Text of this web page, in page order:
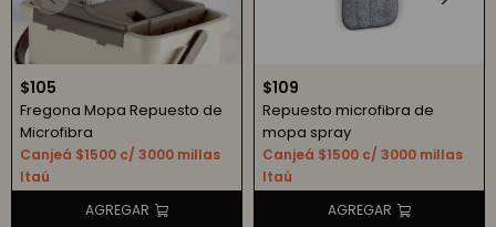
$105
Fregona Mopa Repuesto de
Microfibra
Canjeá $1500 c/ 3000 millas
Itaú
$109
Repuesto microfibra de
mopa spray
Canjeá $1500 c/ 3000 millas
Itaú